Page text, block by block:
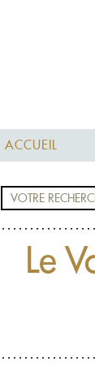
ACCUEIL
Le